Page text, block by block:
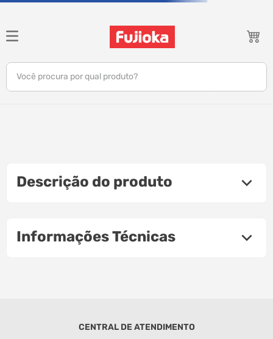
Você procura por qual produto?
gamer
ar condicionado
Descrição do produto
Informações Técnicas
CENTRAL DE ATENDIMENTO